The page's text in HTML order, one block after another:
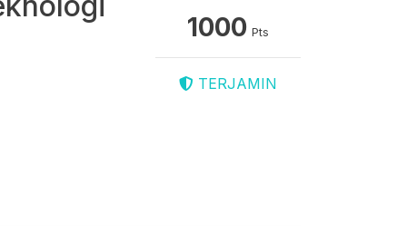
1000 Pts
TERJAMIN